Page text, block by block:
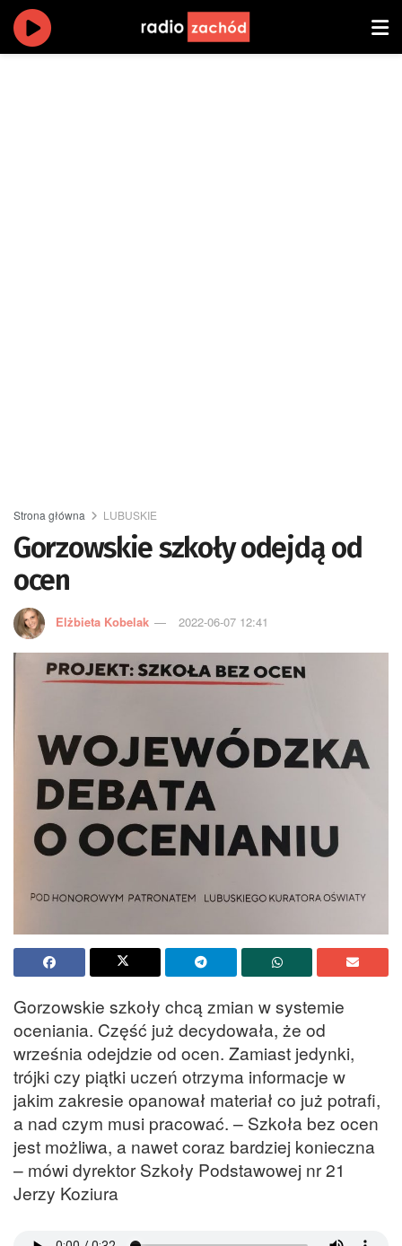
Strona główna LUBUSKIE
Gorzowskie szkoły odejdą od
ocen
Elżbieta Kobelak 2022-06-07 12:41
Gorzowskie szkoły chcą zmian w systemie
oceniania. Część już decydowała, że od
września odejdzie od ocen. Zamiast jedynki,
trójki czy piątki uczeń otrzyma informacje w
jakim zakresie opanował materiał co już potrafi,
a nad czym musi pracować. – Szkoła bez ocen
jest możliwa, a nawet coraz bardziej konieczna
– mówi dyrektor Szkoły Podstawowej nr 21
Jerzy Koziura